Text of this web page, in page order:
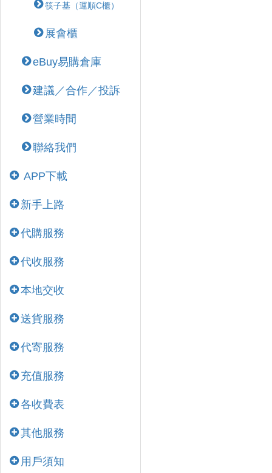
筷子基（運順C櫃）
展會櫃
eBuy易購倉庫
建議／合作／投訴
營業時間
聯絡我們
APP下載
新手上路
代購服務
代收服務
本地交收
送貨服務
代寄服務
充值服務
各收費表
其他服務
用戶須知